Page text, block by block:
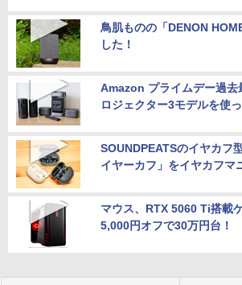
鳥肌ものの「DENON
した！
Amazon プライムデー過
ロジェクター3モデルを使
SOUNDPEATSのイヤカフ
イヤーカフ」をイヤカフマ
マウス、RTX 5060 Ti搭載
5,000円オフで30万円台！